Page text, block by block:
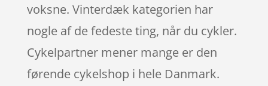
voksne. Vinterdæk kategorien har
nogle af de fedeste ting, når du cykler.
Cykelpartner mener mange er den
førende cykelshop i hele Danmark.